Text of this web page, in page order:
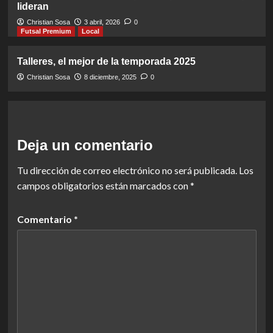
lideran
Christian Sosa 3 abril, 2026
0
Futsal Premium
Local
Talleres, el mejor de la temporada 2025
Christian Sosa 8 diciembre, 2025 0
Deja un comentario
Tu dirección de correo electrónico no será publicada. Los
campos obligatorios están marcados con*
Comentario *